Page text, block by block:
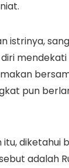
istrinya,
pun
diketahui
adalah